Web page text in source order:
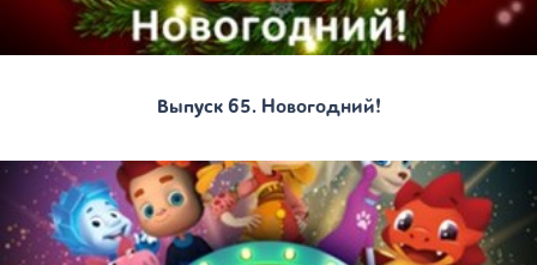
Выпуск 65. Новогодний!